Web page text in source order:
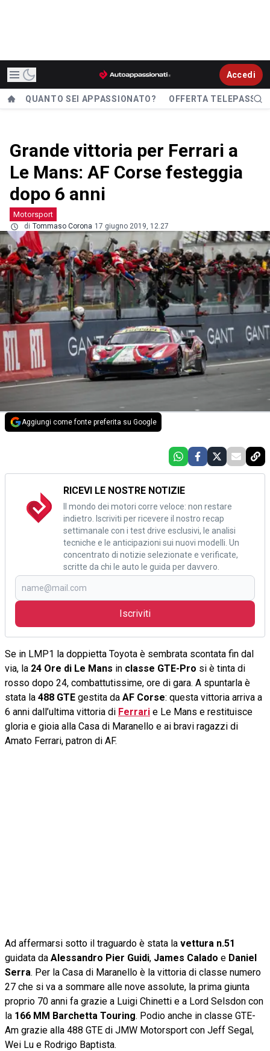
Accedi
QUANTO SEI APPASSIONATO? OFFERTA TELEPASS
Grande vittoria per Ferrari a
Le Mans: AF Corse festeggia
dopo 6 anni
Motorsport
di Tommaso Corona 17 giugno 2019, 12.27
Aggiungi come fonte preferita su Google
RICEVI LE NOSTRE NOTIZIE
Il mondo dei motori corre veloce: non restare
indietro. Iscriviti per ricevere il nostro recap
settimanale con i test drive esclusivi, le analisi
tecniche e le anticipazioni sui nuovi modelli. Un
concentrato di notizie selezionate e verificate,
scritte da chi le auto le guida per davvero.
Iscriviti
Se in LMP1 la doppietta Toyota è sembrata scontata fin dal
via, la 24 Ore di Le Mans in classe GTE-Pro si è tinta di
rosso dopo 24, combattutissime, ore di gara. A spuntarla è
stata la 488 GTE gestita da AF Corse: questa vittoria arriva a
6 anni dall’ultima vittoria di Ferrari e Le Mans e restituisce
gloria e gioia alla Casa di Maranello e ai bravi ragazzi di
Amato Ferrari, patron di AF.
Ad affermarsi sotto il traguardo è stata la vettura n.51
guidata da Alessandro Pier Guidi, James Calado e Daniel
Serra. Per la Casa di Maranello è la vittoria di classe numero
27 che si va a sommare alle nove assolute, la prima giunta
proprio 70 anni fa grazie a Luigi Chinetti e a Lord Selsdon con
la 166 MM Barchetta Touring. Podio anche in classe GTE-
Am grazie alla 488 GTE di JMW Motorsport con Jeff Segal,
Wei Lu e Rodrigo Baptista.